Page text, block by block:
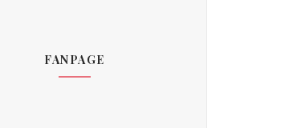
FANPAGE